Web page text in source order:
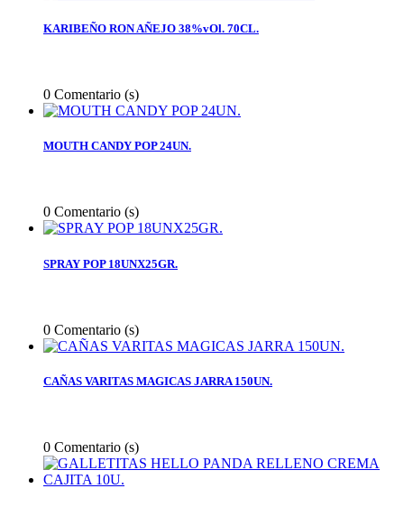
KARIBEÑO RON AÑEJO 38%vOl. 70CL.
0 Comentario (s)
MOUTH CANDY POP 24UN.
0 Comentario (s)
SPRAY POP 18UNX25GR.
0 Comentario (s)
CAÑAS VARITAS MAGICAS JARRA 150UN.
0 Comentario (s)